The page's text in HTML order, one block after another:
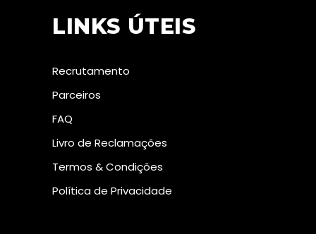
LINKS ÚTEIS
Recrutamento
Parceiros
FAQ
Livro de Reclamações
Termos & Condições
Política de Privacidade